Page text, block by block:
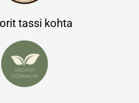
tassi kohta